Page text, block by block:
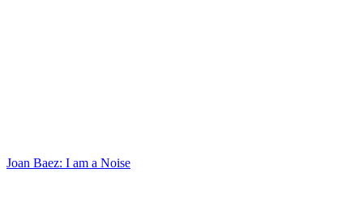
Joan Baez: I am a Noise